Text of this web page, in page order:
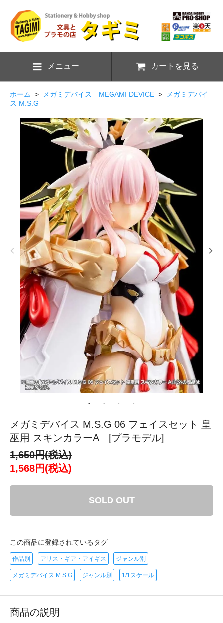
メニュー カートを見る
ホーム > メガミデバイス MEGAMI DEVICE >
メガミデバイ
ス M.S.G
メガミデバイス M.S.G 06 フェイスセット 皇
巫用 スキンカラーA [プラモデル]
1,650円(税込)
1,568円(税込)
SOLD OUT
この商品に登録されているタグ
作品別 アリス・ギア・アイギス ジャンル別
メガミデバイス M.S.G ジャンル別 1/1スケール
商品の説明